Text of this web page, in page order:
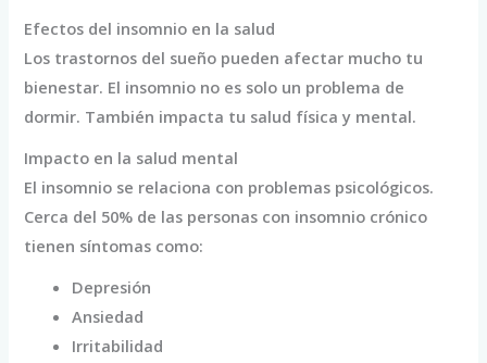
Efectos del insomnio en la salud
Los trastornos del sueño pueden afectar mucho tu
bienestar. El insomnio no es solo un problema de
dormir. También impacta tu salud física y mental.
Impacto en la salud mental
El insomnio se relaciona con problemas psicológicos.
Cerca del 50% de las personas con insomnio crónico
tienen síntomas como:
Depresión
Ansiedad
Irritabilidad